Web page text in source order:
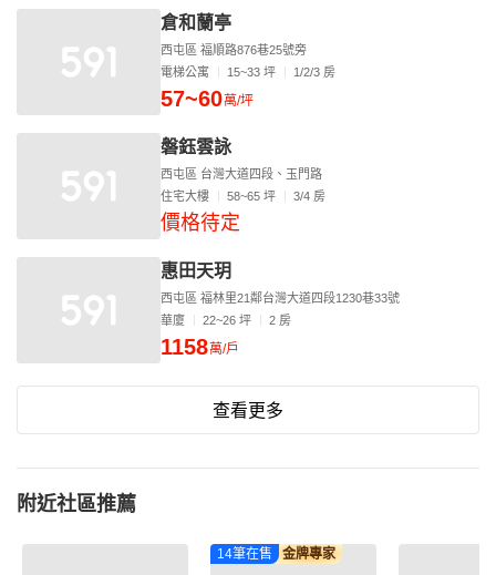
倉和蘭亭
西屯區 福順路876巷25號旁
電梯公寓
15~33 坪 1/2/3 房
57~60萬/坪
磐鈺雲詠
西屯區 台灣大道四段、玉門路
住宅大樓
58~65 坪 3/4 房
價格待定
惠田天玥
西屯區 福林里21鄰台灣大道四段1230巷33號
華廈
22~26 坪 2 房
1158萬/戶
查看更多
附近社區推薦
14筆在售 金牌專家